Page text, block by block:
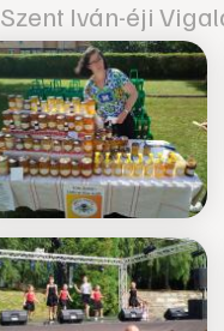
Szent Iván-éji